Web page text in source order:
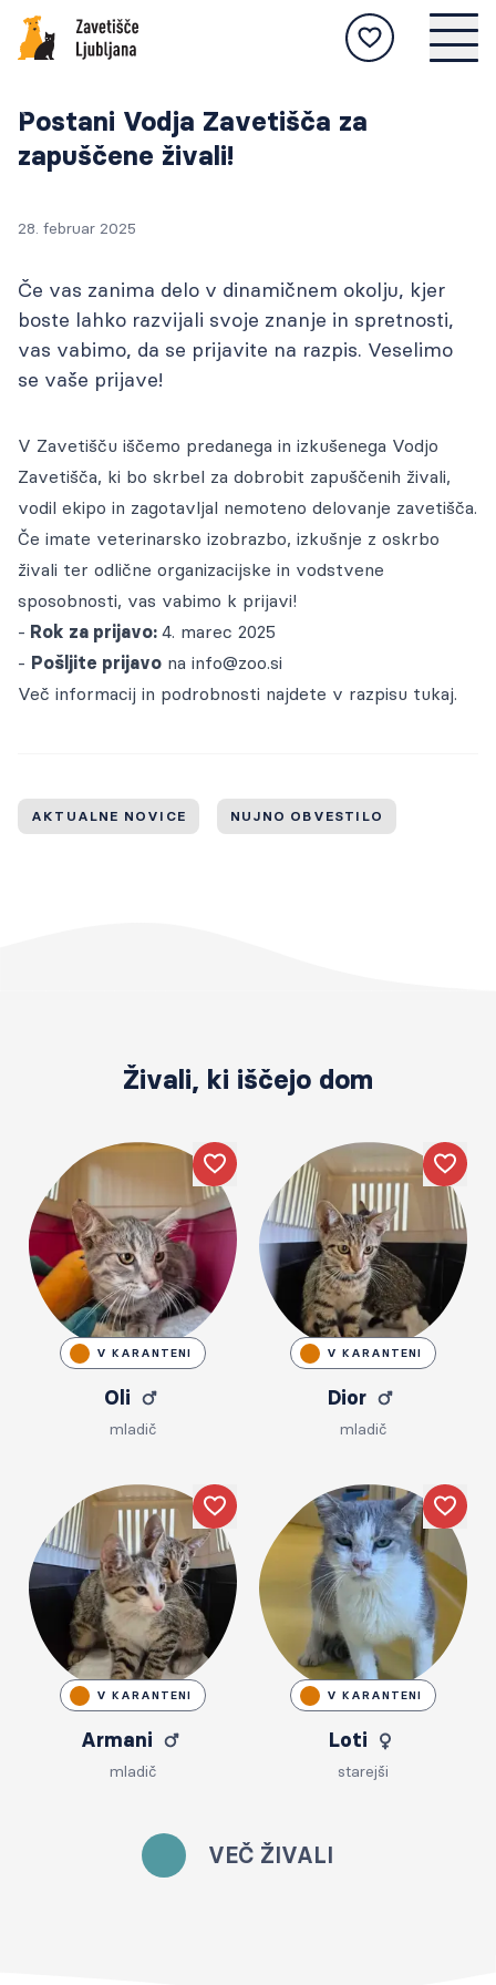
Živali na voljo za posvojitev, postopek
posvojitve, nasveti za skrb za živali, zgodbe
oddanih živali itd.
Živali
Postopek posvojitve
Uspešne zgodbe
Oddane živali
Oddajo lastniki
Postopek posvojitve od lastnika
Kako oddati žival
NAJDENE
Živali, ki so bile najdene in prepeljane v
NA STRAN
Živali
Če ste žival izgubili, se seznanite s postopkom
njene slike.
NA STRAN
Živali
Zavetišče Ljubljana je vodilno zavetišče v
Sloveniji, ki živalim nudi najvišji strokovni
standard oskrbe.
Cenik storitev
Naloge in projekti
Veterinarska ambulanta
INFO
Tukaj najdete aktualna obvestila, novice in
številne druge informacije.
Novice in obvestila
Pogosta vprašanja
Dokumenti
Blog
STORITVE
nas obiščete.
Voden ogled
Ogled živali za posvojitev
MEDIJSKO SREDIŠČE
Vse informacije in aktualne objave za medije
zbrane na enem mestu.
Gradiva za medije
Prijava na obvestila
Galerija
ZA OBČINE
POMAGAJ
Novice
Postani Vodja Zavetišča za
zapuščene živali!
28. februar 2025
Če vas zanima delo v dinamičnem okolju, kjer
boste lahko razvijali svoje znanje in spretnosti,
vas vabimo, da se prijavite na razpis. Veselimo
se vaše prijave!
V Zavetišču iščemo predanega in izkušenega Vodjo
Zavetišča, ki bo skrbel za dobrobit zapuščenih živali,
vodil ekipo in zagotavljal nemoteno delovanje zavetišča.
Če imate veterinarsko izobrazbo, izkušnje z oskrbo
živali ter odlične organizacijske in vodstvene
sposobnosti, vas vabimo k prijavi!
- Rok za prijavo: 4. marec 2025
- Pošljite prijavo na info@zoo.si
Več informacij in podrobnosti najdete v razpisu tukaj.
AKTUALNE NOVICE NUJNO OBVESTILO
Živali, ki iščejo dom
VEČ ŽIVALI
Like
V KARANTENI
Oli
mladič
Like
V KARANTENI
Dior
mladič
Like
V KARANTENI
Armani
mladič
Like
V KARANTENI
Loti
starejši